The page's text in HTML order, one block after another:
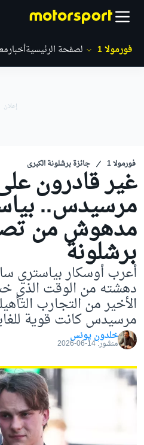
فورمولا 1 الصفحة الرئيسيةأخبار
فورمولا 1 جائزة برشلونة الكبرى
غير قادرون
مرسيدس..
مدهوش من
برشلونة
أعرب أوسكار بياستري
دهشته من الوقت الذي
الأخير من التجارب
مرسيدس كانت قوية
خلدون يونس
منشور:14-06-2026